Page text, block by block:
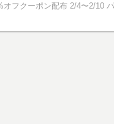
オフクーポン配布 2/4〜2/10